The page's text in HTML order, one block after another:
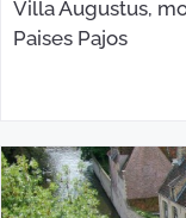
Villa Augustus,
Paises Pajos